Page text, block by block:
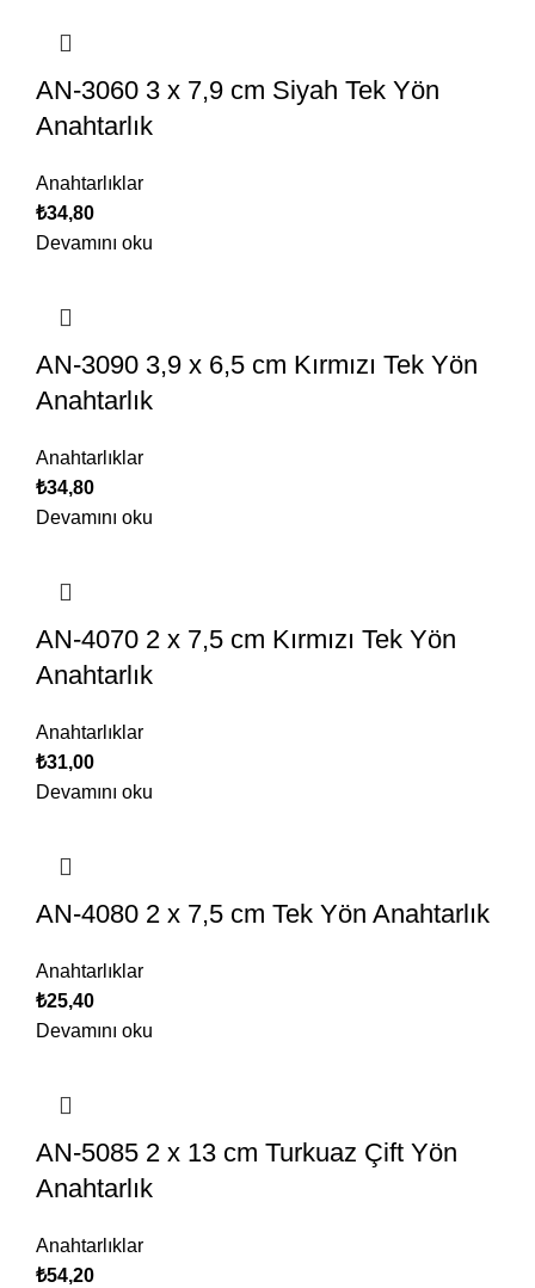
AN-3060 3 x 7,9 cm Siyah Tek Yön
Anahtarlık
Anahtarlıklar
₺34,80
Devamını oku
AN-3090 3,9 x 6,5 cm Kırmızı Tek Yön
Anahtarlık
Anahtarlıklar
₺34,80
Devamını oku
AN-4070 2 x 7,5 cm Kırmızı Tek Yön
Anahtarlık
Anahtarlıklar
₺31,00
Devamını oku
AN-4080 2 x 7,5 cm Tek Yön Anahtarlık
Anahtarlıklar
₺25,40
Devamını oku
AN-5085 2 x 13 cm Turkuaz Çift Yön
Anahtarlık
Anahtarlıklar
₺54,20